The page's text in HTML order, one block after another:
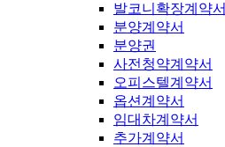
발코니확장계약서
분양계약서
분양권
사전청약계약서
오피스텔계약서
옵션계약서
임대차계약서
추가계약서